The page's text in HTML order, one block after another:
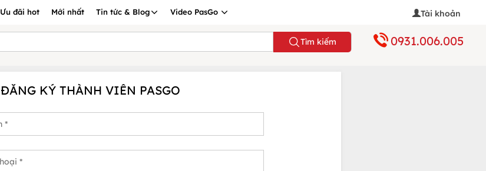
Ưu đãi hot Mới nhất Tin tức & Blog Video PasGo Tài khoản
Tìm kiếm 0931.006.005
ĐĂNG KÝ THÀNH VIÊN PASGO